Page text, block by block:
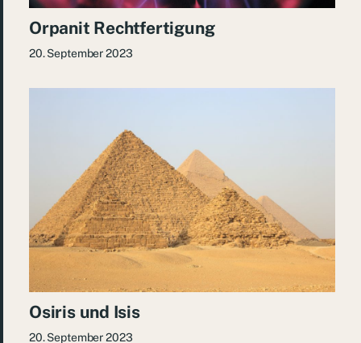
Orpanit Rechtfertigung
20. September 2023
Osiris und Isis
20. September 2023